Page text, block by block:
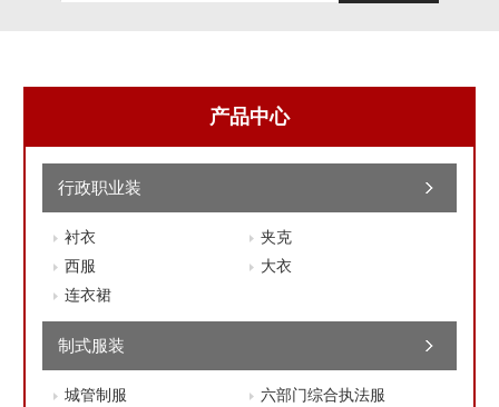
产品中心
行政职业装
衬衣
夹克
西服
大衣
连衣裙
制式服装
城管制服 六部门综合执法服